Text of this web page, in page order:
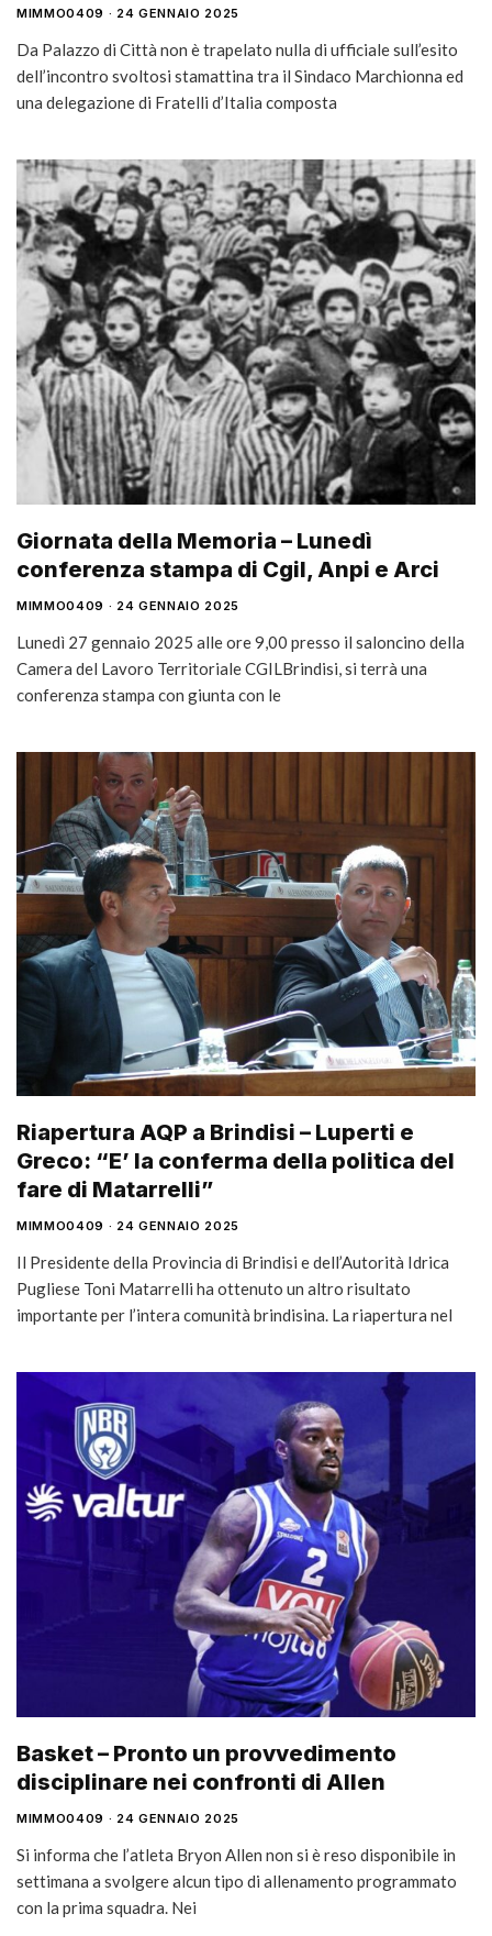
MIMMO0409 24 GENNAIO 2025
Da Palazzo di Città non è trapelato nulla di ufficiale sull’esito
dell’incontro svoltosi stamattina tra il Sindaco Marchionna ed
una delegazione di Fratelli d’Italia composta
Giornata della Memoria – Lunedì
conferenza stampa di Cgil, Anpi e Arci
MIMMO0409 24 GENNAIO 2025
Lunedì 27 gennaio 2025 alle ore 9,00 presso il saloncino della
Camera del Lavoro Territoriale CGILBrindisi, si terrà una
conferenza stampa con giunta con le
Riapertura AQP a Brindisi – Luperti e
Greco: “E’ la conferma della politica del
fare di Matarrelli”
MIMMO0409 24 GENNAIO 2025
Il Presidente della Provincia di Brindisi e dell’Autorità Idrica
Pugliese Toni Matarrelli ha ottenuto un altro risultato
importante per l’intera comunità brindisina. La riapertura nel
Basket – Pronto un provvedimento
disciplinare nei confronti di Allen
MIMMO0409 24 GENNAIO 2025
Si informa che l’atleta Bryon Allen non si è reso disponibile in
settimana a svolgere alcun tipo di allenamento programmato
con la prima squadra. Nei